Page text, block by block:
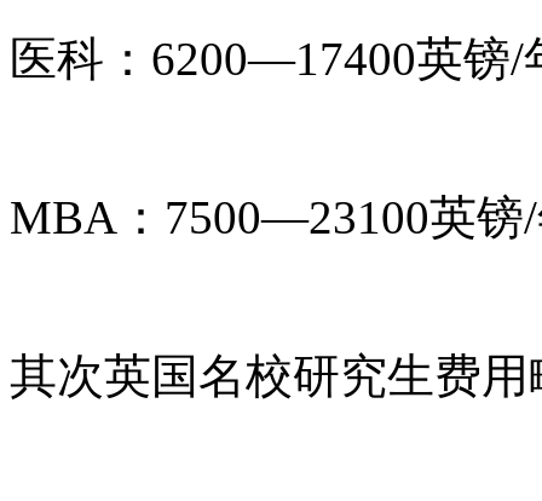
医科：6200—17400英镑/
MBA：7500—23100英镑
其次英国名校研究生费